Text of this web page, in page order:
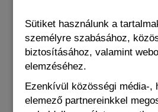
Sütiket használunk a
személyre szabásához,
biztosításához, valamint
elemzéséhez.
Ezenkívül közösségi média-,
elemező partnereinkkel